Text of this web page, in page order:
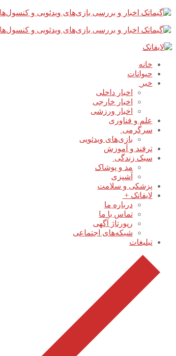
پرش
محتوا
فهرست
بستن
خانه
حیوانات
خبر
اخبار داخلی
اخبار خارجی
اخبار ورزشی
علم و فناوری
سرگرمی
بازی‌های ویدئویی
ترفند و آموزش
سبک زندگی
مد و پوشاک
آشپزی
پزشکی و سلامت
لایفاتک +
درباره ما
تماس با ما
رپورتاژ آگهی
شبکه‌های اجتماعی
تبلیغات